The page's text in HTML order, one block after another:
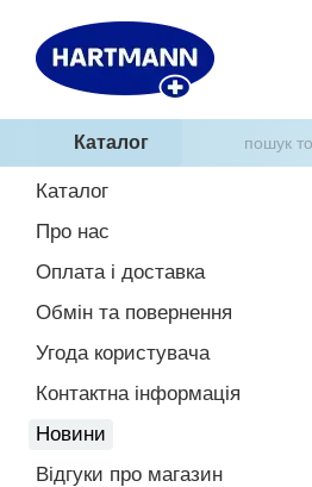
Перейти до основного контенту
Каталог
Каталог
Про нас
Оплата і доставка
Обмін та повернення
Угода користувача
Контактна інформація
Новини
Відгуки про магазин